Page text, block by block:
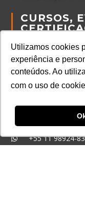
Utilizamos cookies
experiência e
conteúdos. Ao
com o uso de
CURSOS,
In Company
Eventos
Certificações
CONTATO
+55 11 3259-
+55 11 98924-